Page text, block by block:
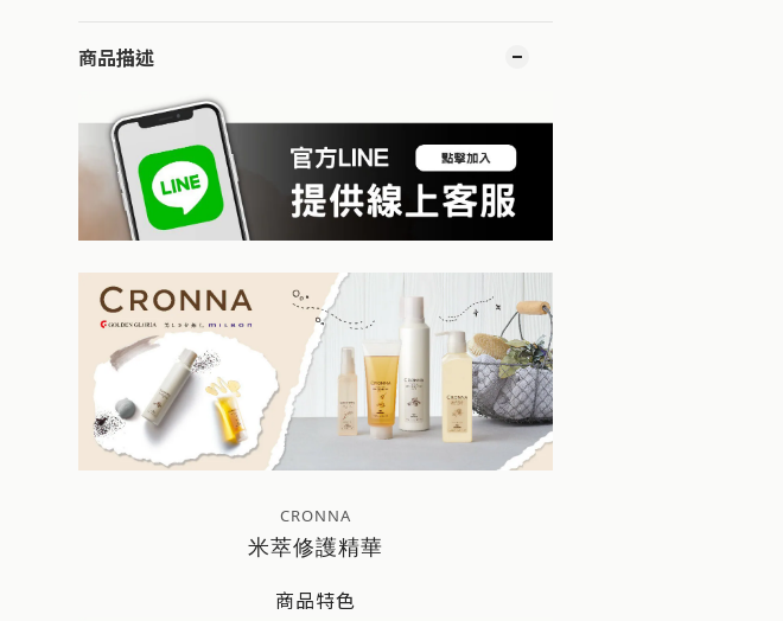
商品描述
CRONNA
米萃修護精華
商品特色